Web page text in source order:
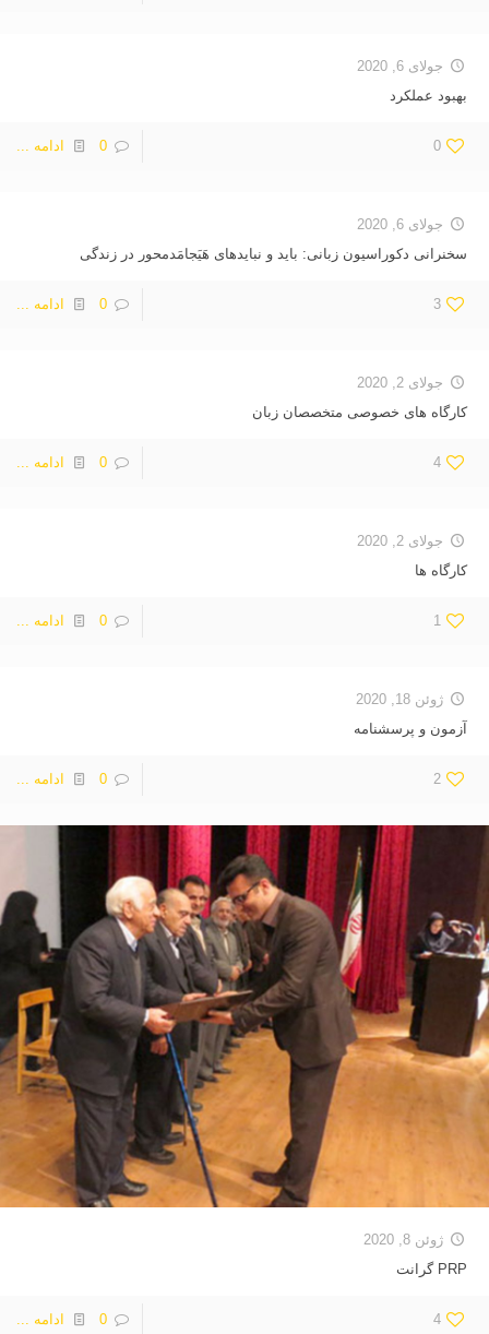
جولای 6, 2020
بهبود عملکرد
0
0 ادامه ...
جولای 6, 2020
سخنرانی دکوراسیون زبانی: باید و نبایدهای هَیَجامَدمحور در زندگی
3
0 ادامه ...
جولای 2, 2020
کارگاه های خصوصی متخصصان زبان
4
0 ادامه ...
جولای 2, 2020
کارگاه ها
1
0 ادامه ...
ژوئن 18, 2020
آزمون و پرسشنامه
2
0 ادامه ...
ژوئن 8, 2020
PRP گرانت
4
0 ادامه ...